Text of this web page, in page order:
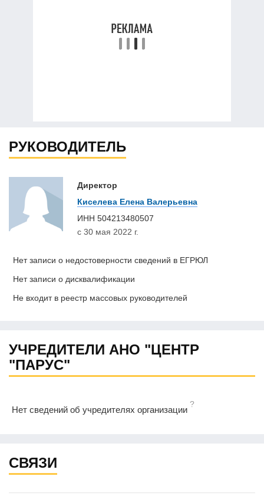
РУКОВОДИТЕЛЬ
Директор
Киселева Елена Валерьевна
ИНН 504213480507
с 30 мая 2022 г.
Нет записи о недостоверности сведений в ЕГРЮЛ
Нет записи о дисквалификации
Не входит в реестр массовых руководителей
УЧРЕДИТЕЛИ АНО "ЦЕНТР
"ПАРУС"
Нет сведений об учредителях организации
?
СВЯЗИ